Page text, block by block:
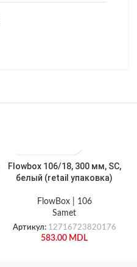
Flowbox 106/18, 300 мм, SC,
белый (retail упаковка)
FlowBox | 106
Samet
Артикул: 12716723820176
583.00 MDL